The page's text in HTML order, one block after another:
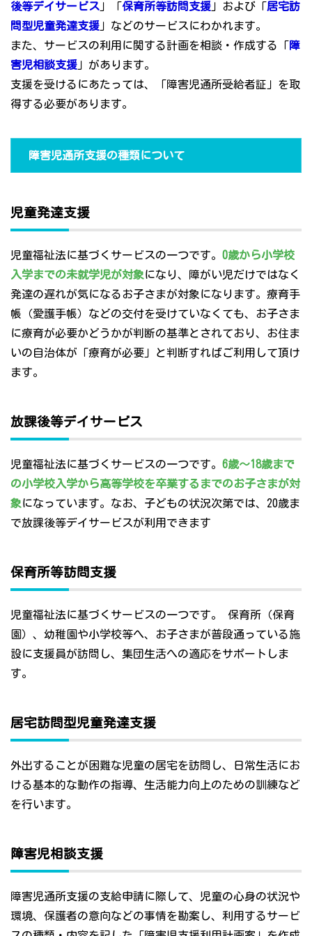
後等デイサービス 」「保育所等訪問支援 」および「居宅訪
問型児童発達支援 」などのサービスにわかれます。
また、サービスの利用に関する計画を相談・作成する「障
害児相談支援 」があります。
支援を受けるにあたっては、「障害児通所受給者証」を取
得する必要があります。
障害児通所支援の種類について
児童発達支援
児童福祉法に基づくサービスの一つです。 0歳から小学校
入学までの未就学児が対象になり、障がい児だけではなく
発達の遅れが気になるお子さまが対象になります。療育手
帳（愛護手帳）などの交付を受けていなくても、お子さま
に療育が必要かどうかが判断の基準とされており、お住ま
いの自治体が「療育が必要」と判断すればご利用して頂け
ます。
放課後等デイサービス
児童福祉法に基づくサービスの一つです。 6歳～18歳まで
の小学校入学から高等学校を卒業するまでのお子さまが対
象になっています。なお、子どもの状況次第では、20歳ま
で放課後等デイサービスが利用できます
保育所等訪問支援
児童福祉法に基づくサービスの一つです。 保育所（保育
園）、幼稚園や小学校等へ、お子さまが普段通っている施
設に支援員が訪問し、集団生活への適応をサポートしま
す。
居宅訪問型児童発達支援
外出することが困難な児童の居宅を訪問し、日常生活にお
ける基本的な動作の指導、生活能力向上のための訓練など
を行います。
障害児相談支援
障害児通所支援の支給申請に際して、児童の心身の状況や
環境、保護者の意向などの事情を勘案し、利用するサービ